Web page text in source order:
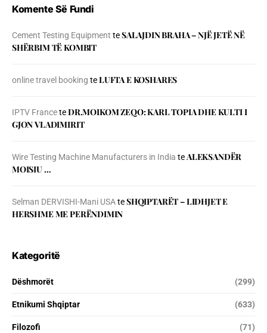
Komente Së Fundi
Cement Testing Equipment teSALAJDIN BRAHA – NJЁ JETЁ NЁ
SHЁRBIM TЁ KOMBIT
online travel booking teLUFTA E KOSHARES
IPTV FranceteDR.MOIKOM ZEQO: KARL TOPIA DHE KULTI I
GJON VLADIMIRIT
Wire Testing Machine Manufacturers in India teALEKSANDËR
MOISIU …
Selman DERVISHI-Mani USAteSHQIPTARËT – LIDHJET E
HERSHME ME PERËNDIMIN
Kategoritë
Dëshmorët (299)
Etnikumi Shqiptar (633)
Filozofi (71)